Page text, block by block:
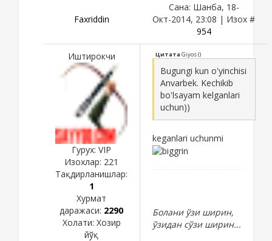
Faxriddin
Сана: Шанба, 18-
Окт-2014, 23:08 | Изох #
954
Иштирокчи
Гурух: VIP
Изохлар: 221
Тақдирланишлар:
1
Хурмат
даражаси: 2290
Холати: Хозир
йўқ
Цитата Giyos()
Bugungi kun o'yinchisi
Anvarbek. Kechikib
bo'lsayam kelganlari
uchun))
keganlari uchunmi
Болани ўзи ширин,
ўзидан сўзи ширин...